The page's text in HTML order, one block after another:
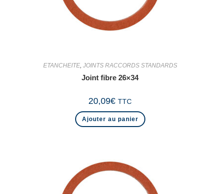
ETANCHEITE, JOINTS RACCORDS STANDARDS
Joint fibre 26×34
20,09€ TTC
Ajouter au panier